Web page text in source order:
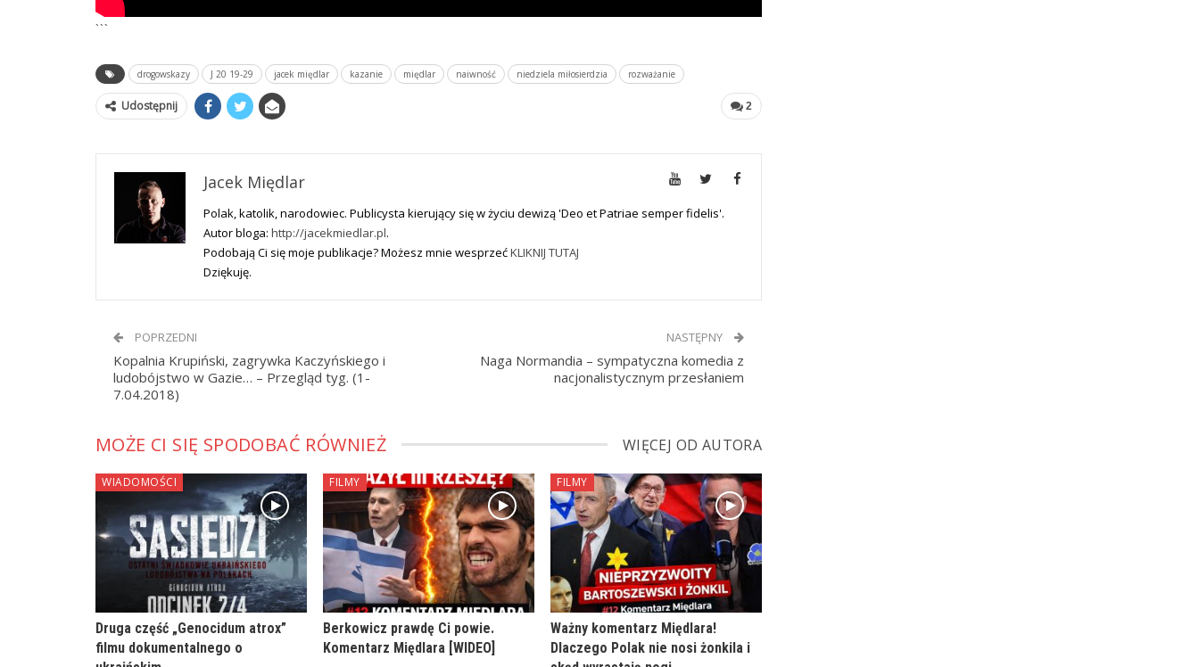
```
drogowskazy J 20 19-29 jacek międlar kazanie międlar naiwność niedziela miłosierdzia rozważanie
2
Udostępnij
Jacek Międlar
Polak, katolik, narodowiec. Publicysta kierujący się w życiu dewizą 'Deo et Patriae semper fidelis'.
Autor bloga: http://jacekmiedlar.pl.
Podobają Ci się moje publikacje? Możesz mnie wesprzećKLIKNIJ TUTAJ
Dziękuję.
POPRZEDNI
Kopalnia Krupiński, zagrywka Kaczyńskiego i
ludobójstwo w Gazie… – Przegląd tyg. (1-
7.04.2018)
NASTĘPNY
Naga Normandia – sympatyczna komedia z
nacjonalistycznym przesłaniem
MOŻE CI SIĘ SPODOBAĆ RÓWNIEŻ WIĘCEJ OD AUTORA
WIADOMOŚCI
Druga część „Genocidum atrox”
filmu dokumentalnego o
FILMY
Berkowicz prawdę Ci powie.
Komentarz Międlara [WIDEO]
FILMY
Ważny komentarz Międlara!
Dlaczego Polak nie nosi żonkila i